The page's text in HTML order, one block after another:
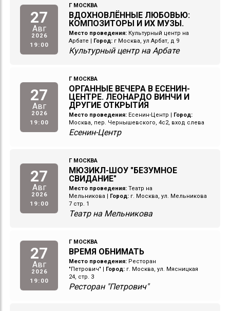
27
Авг
2026
19:00
Г МОСКВА
ВДОХНОВЛЁННЫЕ ЛЮБОВЬЮ:
КОМПОЗИТОРЫ И ИХ МУЗЫ.
Место проведения: Культурный центр на
Арбате
Город: г Москва, ул Арбат, д 9
Культурный центр на Арбате
27
Авг
2026
19:00
Г МОСКВА
ОРГАННЫЕ ВЕЧЕРА В ЕСЕНИН-
ЦЕНТРЕ. ЛЕОНАРДО ВИНЧИ И
ДРУГИЕ ОТКРЫТИЯ
Место проведения: Есенин-Центр
Город:
Москва, пер. Чернышевского, 4с2, вход слева
Есенин-Центр
27
Авг
2026
19:00
Г МОСКВА
МЮЗИКЛ-ШОУ "БЕЗУМНОЕ
СВИДАНИЕ"
Место проведения: Театр на
Мельникова
Город: г. Москва, ул. Мельникова
7 стр. 1
Театр на Мельникова
27
Авг
2026
19:00
Г МОСКВА
ВРЕМЯ ОБНИМАТЬ
Место проведения: Ресторан
"Петрович"
Город: г. Москва, ул. Мясницкая
24, стр. 3
Ресторан "Петрович"